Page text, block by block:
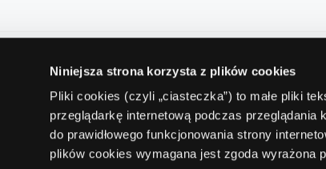
Niniejsza strona korzysta z plików cookies
Pliki cookies (czyli „ciasteczka”) to małe pliki
przeglądarkę internetową podczas
do prawidłowego funkcjonowania strony
plików cookies wymagana jest zgoda wyrażona
ComperiaAgent.pl
ComperiaLead.pl